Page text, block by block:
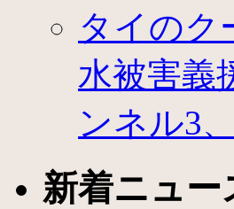
タイのク
水被害義
ンネル3
新着ニュ